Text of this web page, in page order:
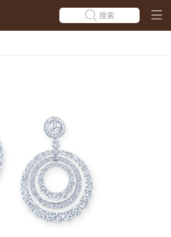
搜索